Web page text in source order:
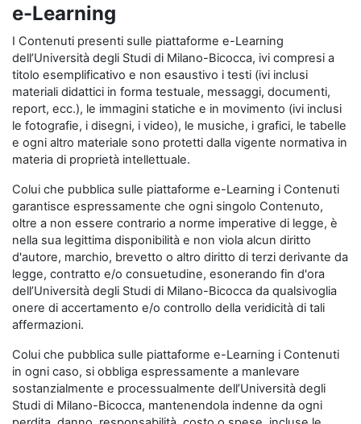
e-Learning
I Contenuti presenti sulle piattaforme e-Learning
dell’Università degli Studi di Milano-Bicocca, ivi compresi a
titolo esemplificativo e non esaustivo i testi (ivi inclusi
materiali didattici in forma testuale, messaggi, documenti,
report, ecc.), le immagini statiche e in movimento (ivi inclusi
le fotografie, i disegni, i video), le musiche, i grafici, le tabelle
e ogni altro materiale sono protetti dalla vigente normativa in
materia di proprietà intellettuale.
Colui che pubblica sulle piattaforme e-Learning i Contenuti
garantisce espressamente che ogni singolo Contenuto,
oltre a non essere contrario a norme imperative di legge, è
nella sua legittima disponibilità e non viola alcun diritto
d'autore, marchio, brevetto o altro diritto di terzi derivante da
legge, contratto e/o consuetudine, esonerando fin d'ora
dell’Università degli Studi di Milano-Bicocca da qualsivoglia
onere di accertamento e/o controllo della veridicità di tali
affermazioni.
Colui che pubblica sulle piattaforme e-Learning i Contenuti
in ogni caso, si obbliga espressamente a manlevare
sostanzialmente e processualmente dell’Università degli
Studi di Milano-Bicocca, mantenendola indenne da ogni